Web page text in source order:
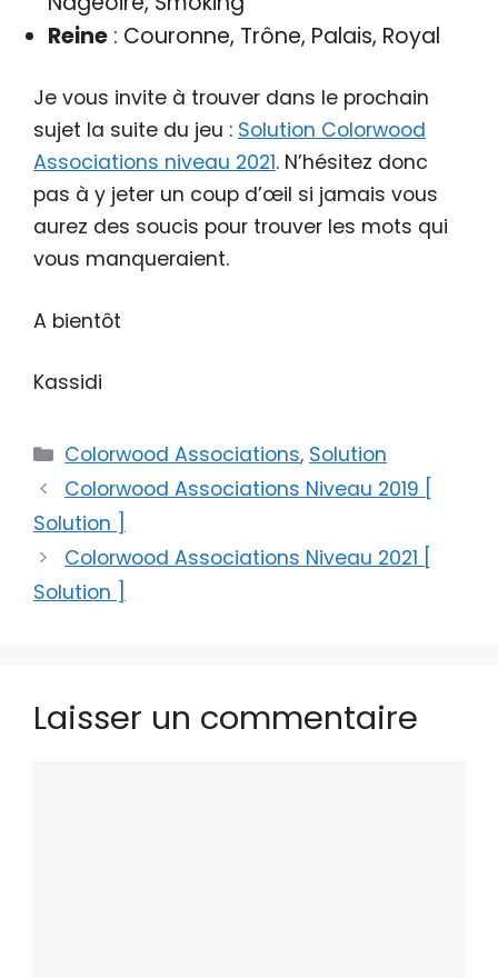
Reine: Couronne, Trône, Palais, Royal
Je vous invite à trouver dans le prochain
sujet la suite du jeu : Solution Colorwood
Associations niveau 2021. N’hésitez donc
pas à y jeter un coup d’œil si jamais vous
aurez des soucis pour trouver les mots qui
vous manqueraient.
A bientôt
Kassidi
Catégories
Colorwood Associations, Solution
Colorwood Associations Niveau 2019 [
Solution ]
Colorwood Associations Niveau 2021 [
Solution ]
Laisser un commentaire